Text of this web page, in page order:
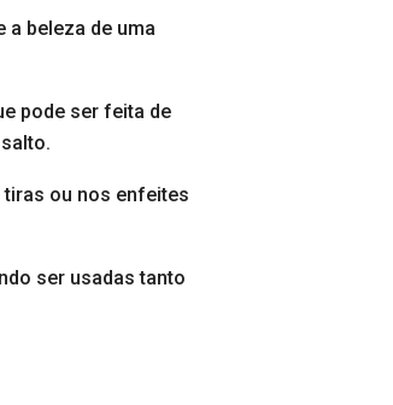
a beleza de uma
pode ser feita de
tiras ou nos enfeites
ser usadas tanto